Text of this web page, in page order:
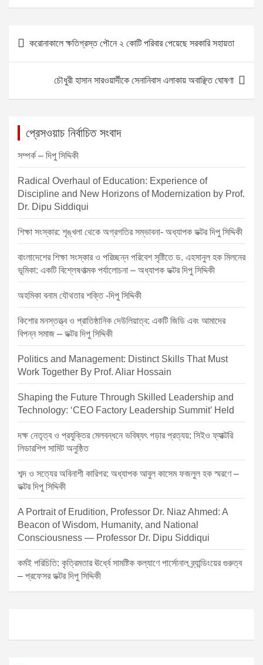
c
b
ss
n
g
er
at
A
p
ail ar
e
P
করোনাকালে ক্ষতিগ্রস্ত পৌনে ২ কোটি পরিবার পেয়েছে সরকারি সহায়তা
চৌধুরী হাসান সারওয়ার্দীকে সেনানিবাস এলাকায় অবাঞ্ছিত ঘোষণা
প্রেসওয়াচ নির্বাচিত সংবাদ
সম্পর্ক – দিপু সিদ্দিকী
Radical Overhaul of Education: Experience of
Discipline and New Horizons of Modernization by Prof.
Dr. Dipu Siddiqui
শিক্ষা সংস্কার: শৃঙ্খলা থেকে অগ্রগতির সম্ভাবনা- অধ্যাপক ডক্টর দিপু সিদ্দিকী
বাংলাদেশের শিক্ষা সংস্কার ও পরিচ্ছন্ন পরিবেশ সৃষ্টিতে ড. এহসানুল হক মিলনের
ভূমিকা: একটি বিশ্লেষণাত্মক পর্যালোচনা – অধ্যাপক ডক্টর দিপু সিদ্দিকী
অহমিকা বনাম যৌথতার শক্তি -দিপু সিদ্দিকী
কিশোর মনস্তত্ত্ব ও প্রাতিষ্ঠানিক দেউলিয়াত্ব: একটি জিডি এবং আমাদের
বিপন্ন সমাজ – ডক্টর দিপু সিদ্দিকী
Politics and Management: Distinct Skills That Must
Work Together By Prof. Aliar Hossain
Shaping the Future Through Skilled Leadership and
Technology: ‘CEO Factory Leadership Summit’ Held
দক্ষ নেতৃত্ব ও প্রযুক্তির মেলবন্ধনে ভবিষ্যৎ গড়ার প্রত্যয়: সিইও ফ্যাক্টরি
লিডারশিপ সামিট অনুষ্ঠিত
শব্দ ও সত্যের অবিনাশী কারিগর: অধ্যাপক আবুল কাসেম ফজলুল হক স্মরণে –
ডক্টর দিপু সিদ্দিকী
A Portrait of Erudition, Professor Dr. Niaz Ahmed: A
Beacon of Wisdom, Humanity, and National
Consciousness — Professor Dr. Dipu Siddiqui
কর্মই পরিচিতি: কৃত্রিমতার ঊর্ধ্বে সামষ্টিক কল্যাণে পার্সোনাল ব্র্যান্ডিংয়ের গুরুত্ব
– প্রফেসর ডক্টর দিপু সিদ্দিকী